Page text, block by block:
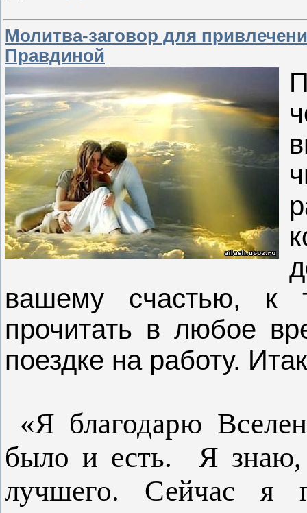
Молитва-заговор для
Правдиной
вашему счастью,
прочитать в любое
поездке на работу.
«Я благодарю
было и есть. Я знаю,
лучшего. Сейчас я